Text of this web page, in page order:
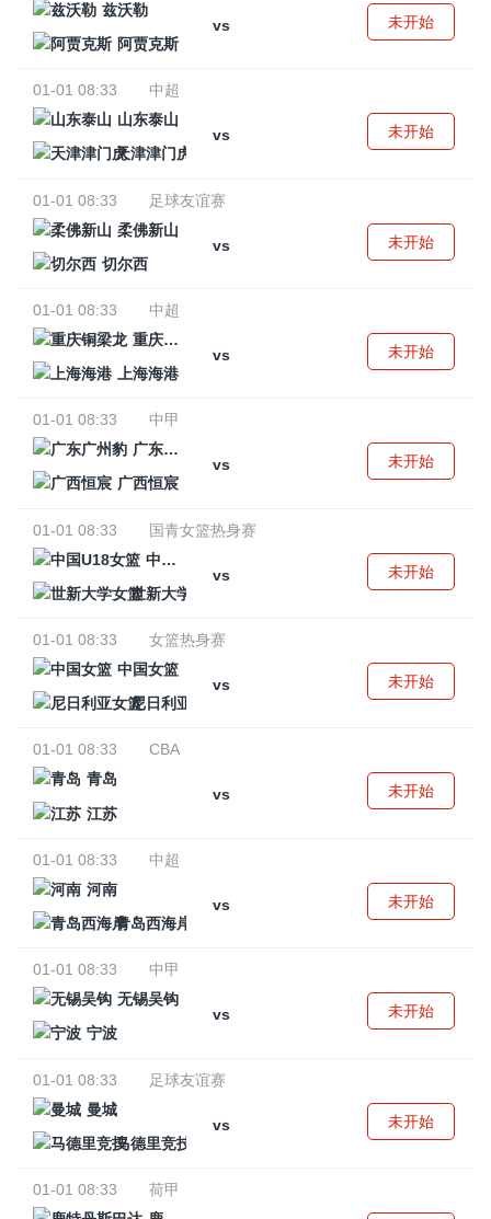
兹沃勒
vs
阿贾克斯
未开始
01-01 08:33
中超
山东泰山
vs
天津津门虎
未开始
01-01 08:33
足球友谊赛
柔佛新山
vs
切尔西
未开始
01-01 08:33
中超
重庆铜梁龙
vs
上海海港
未开始
01-01 08:33
中甲
广东广州豹
vs
广西恒宸
未开始
01-01 08:33
国青女篮热身赛
中国U18女篮
vs
世新大学女篮
未开始
01-01 08:33
女篮热身赛
中国女篮
vs
尼日利亚女篮
未开始
01-01 08:33
CBA
青岛
vs
江苏
未开始
01-01 08:33
中超
河南
vs
青岛西海岸
未开始
01-01 08:33
中甲
无锡吴钩
vs
宁波
未开始
01-01 08:33
足球友谊赛
曼城
vs
马德里竞技
未开始
01-01 08:33
荷甲